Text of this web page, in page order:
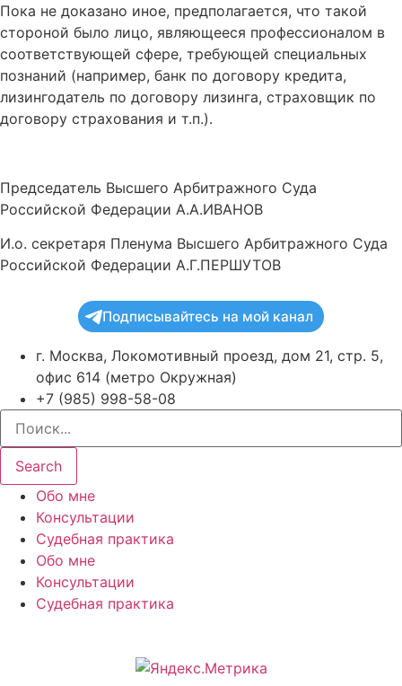
Пока не доказано иное, предполагается, что такой
стороной было лицо, являющееся профессионалом в
соответствующей сфере, требующей специальных
познаний (например, банк по договору кредита,
лизингодатель по договору лизинга, страховщик по
договору страхования и т.п.).
Председатель Высшего Арбитражного Суда
Российской Федерации А.А.ИВАНОВ
И.о. секретаря Пленума Высшего Арбитражного Суда
Российской Федерации А.Г.ПЕРШУТОВ
Подписывайтесь на мой канал
г. Москва, Локомотивный проезд, дом 21, стр. 5,
офис 614 (метро Окружная)
+7 (985) 998-58-08
Search
Обо мне
Консультации
Судебная практика
Обо мне
Консультации
Судебная практика